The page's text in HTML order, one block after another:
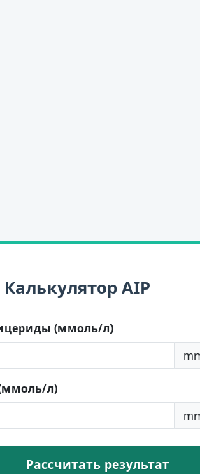
Калькулятор AIP
(ммоль/л)
л)
Рассчитать результат